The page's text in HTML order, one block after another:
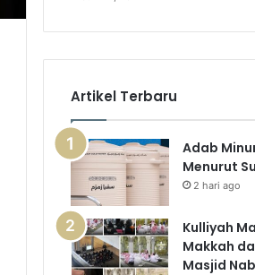
Artikel Terbaru
Adab
Menurut
2 hari ago
Kulliyah
Makkah
Masjid